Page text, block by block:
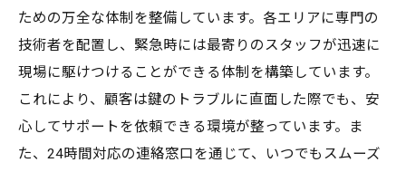
ための万全な体制を整備しています。各エリアに専門の
技術者を配置し、緊急時には最寄りのスタッフが迅速に
現場に駆けつけることができる体制を構築しています。
これにより、顧客は鍵のトラブルに直面した際でも、安
心してサポートを依頼できる環境が整っています。ま
た、24時間対応の連絡窓口を通じて、いつでもスムーズ